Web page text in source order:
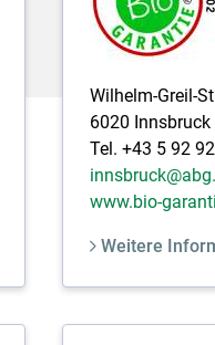
Wilhelm-Greil-
6020 Innsbruck
Tel. +43 5 92
www.bio-
Weitere